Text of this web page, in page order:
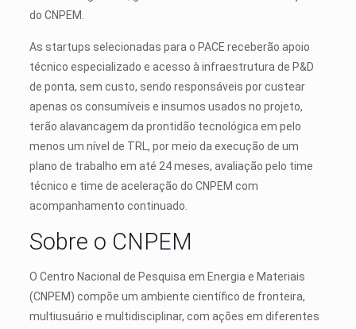
do CNPEM.
As startups selecionadas para o PACE receberão apoio
técnico especializado e acesso à infraestrutura de P&D
de ponta, sem custo, sendo responsáveis por custear
apenas os consumíveis e insumos usados no projeto,
terão alavancagem da prontidão tecnológica em pelo
menos um nível de TRL, por meio da execução de um
plano de trabalho em até 24 meses, avaliação pelo time
técnico e time de aceleração do CNPEM com
acompanhamento continuado.
Sobre o CNPEM
O Centro Nacional de Pesquisa em Energia e Materiais
(CNPEM) compõe um ambiente científico de fronteira,
multiusuário e multidisciplinar, com ações em diferentes